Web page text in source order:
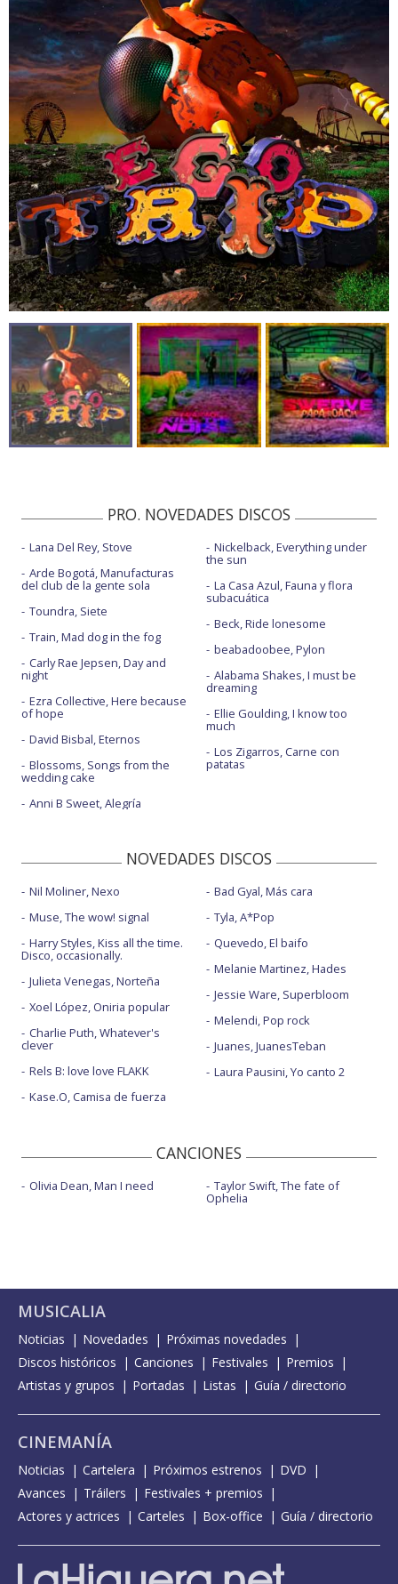
PRO. NOVEDADES DISCOS
Lana Del Rey, Stove
Arde Bogotá, Manufacturas
del club de la gente sola
Toundra, Siete
Train, Mad dog in the fog
Carly Rae Jepsen, Day and
night
Ezra Collective, Here because
of hope
David Bisbal, Eternos
Blossoms, Songs from the
wedding cake
Anni B Sweet, Alegría
Nickelback, Everything under
the sun
La Casa Azul, Fauna y flora
subacuática
Beck, Ride lonesome
beabadoobee, Pylon
Alabama Shakes, I must be
dreaming
Ellie Goulding, I know too
much
Los Zigarros, Carne con
patatas
NOVEDADES DISCOS
Nil Moliner, Nexo
Muse, The wow! signal
Harry Styles, Kiss all the time.
Disco, occasionally.
Julieta Venegas, Norteña
Xoel López, Oniria popular
Charlie Puth, Whatever's
clever
Rels B: love love FLAKK
Kase.O, Camisa de fuerza
Bad Gyal, Más cara
Tyla, A*Pop
Quevedo, El baifo
Melanie Martinez, Hades
Jessie Ware, Superbloom
Melendi, Pop rock
Juanes, JuanesTeban
Laura Pausini, Yo canto 2
CANCIONES
Olivia Dean, Man I need Taylor Swift, The fate of
Ophelia
MUSICALIA
Noticias Novedades
Próximas novedades
Discos históricos
Canciones Festivales
Premios
Artistas y grupos
Portadas Listas Guía / directorio
CINEMANÍA
Noticias Cartelera Próximos estrenos
DVD
Avances
Tráilers
Festivales + premios
Actores y actrices
Carteles Box-office Guía / directorio